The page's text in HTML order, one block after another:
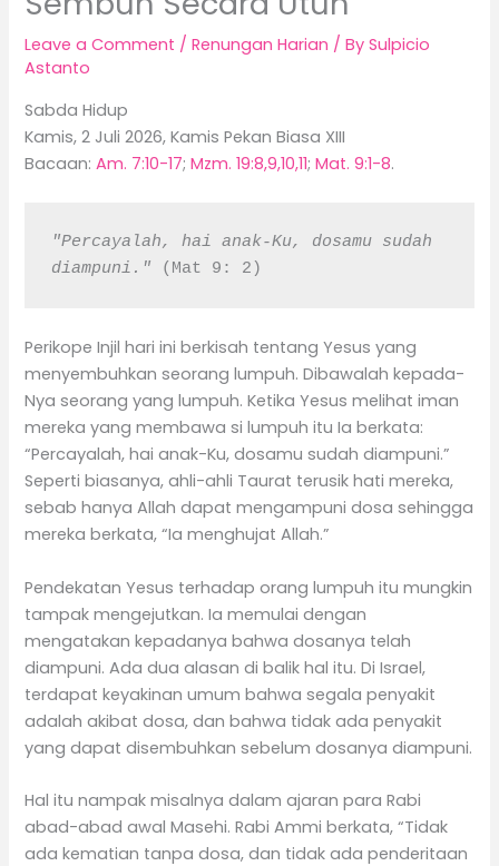
Leave a Comment /Renungan Harian / BySulpicio
Astanto
Sabda Hidup
Kamis, 2 Juli 2026, Kamis Pekan Biasa XIII
Bacaan:Am. 7:10-17;Mzm. 19:8,9,10,11;Mat. 9:1-8.
"Percayalah, hai anak-Ku, dosamu sudah
diampuni."
(Mat 9: 2)
Perikope Injil hari ini berkisah tentang Yesus yang
menyembuhkan seorang lumpuh. Dibawalah kepada-
Nya seorang yang lumpuh. Ketika Yesus melihat iman
mereka yang membawa si lumpuh itu Ia berkata:
“Percayalah, hai anak-Ku, dosamu sudah diampuni.”
Seperti biasanya, ahli-ahli Taurat terusik hati mereka,
sebab hanya Allah dapat mengampuni dosa sehingga
mereka berkata, “Ia menghujat Allah.”
Pendekatan Yesus terhadap orang lumpuh itu mungkin
tampak mengejutkan. Ia memulai dengan
mengatakan kepadanya bahwa dosanya telah
diampuni. Ada dua alasan di balik hal itu. Di Israel,
terdapat keyakinan umum bahwa segala penyakit
adalah akibat dosa, dan bahwa tidak ada penyakit
yang dapat disembuhkan sebelum dosanya diampuni.
Hal itu nampak misalnya dalam ajaran para Rabi
abad-abad awal Masehi. Rabi Ammi berkata, “Tidak
ada kematian tanpa dosa, dan tidak ada penderitaan